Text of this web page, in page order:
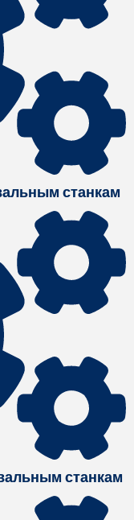
станкам
станкам